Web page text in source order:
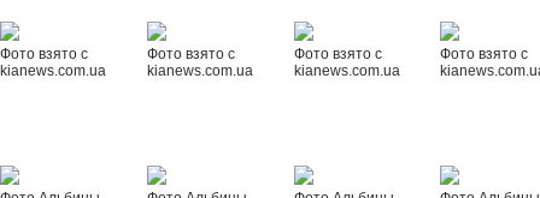
Фото взято с
kianews.com.ua
Фото взято с
kianews.com.ua
Фото взято с
kianews.com.ua
Фото взято с